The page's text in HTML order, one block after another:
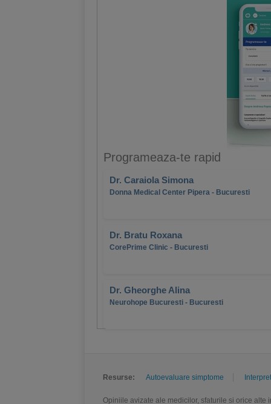
Programeaza-te rapid
Dr. Caraiola Simona
Donna Medical Center Pipera - Bucuresti
Dr. Bratu Roxana
CorePrime Clinic - Bucuresti
Dr. Gheorghe Alina
Neurohope Bucuresti - Bucuresti
Resurse: Autoevaluare simptome
Opiniile avizate ale medicilor, sfaturile si orice